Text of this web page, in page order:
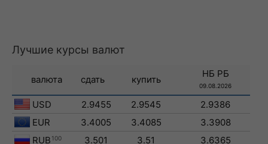
Лучшие курсы валют
валюта сдать купить
НБ РБ
09.08.2026
USD 2.9455 2.9545
2.9386
EUR
3.4005 3.4085
3.3908
RUB 100 3.501 3.51
3.6365